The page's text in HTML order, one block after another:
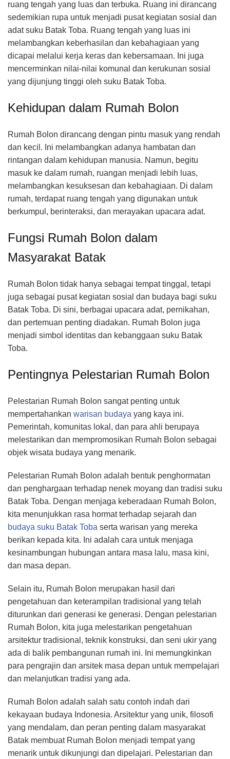
ruang tengah yang luas dan terbuka. Ruang ini dirancang
sedemikian rupa untuk menjadi pusat kegiatan sosial dan
adat suku Batak Toba. Ruang tengah yang luas ini
melambangkan keberhasilan dan kebahagiaan yang
dicapai melalui kerja keras dan kebersamaan. Ini juga
mencerminkan nilai-nilai komunal dan kerukunan sosial
yang dijunjung tinggi oleh suku Batak Toba.
Kehidupan dalam Rumah Bolon
Rumah Bolon dirancang dengan pintu masuk yang rendah
dan kecil. Ini melambangkan adanya hambatan dan
rintangan dalam kehidupan manusia. Namun, begitu
masuk ke dalam rumah, ruangan menjadi lebih luas,
melambangkan kesuksesan dan kebahagiaan. Di dalam
rumah, terdapat ruang tengah yang digunakan untuk
berkumpul, berinteraksi, dan merayakan upacara adat.
Fungsi Rumah Bolon dalam
Masyarakat Batak
Rumah Bolon tidak hanya sebagai tempat tinggal, tetapi
juga sebagai pusat kegiatan sosial dan budaya bagi suku
Batak Toba. Di sini, berbagai upacara adat, pernikahan,
dan pertemuan penting diadakan. Rumah Bolon juga
menjadi simbol identitas dan kebanggaan suku Batak
Toba.
Pentingnya Pelestarian Rumah Bolon
Pelestarian Rumah Bolon sangat penting untuk
mempertahankan warisan budaya yang kaya ini.
Pemerintah, komunitas lokal, dan para ahli berupaya
melestarikan dan mempromosikan Rumah Bolon sebagai
objek wisata budaya yang menarik.
Pelestarian Rumah Bolon adalah bentuk penghormatan
dan penghargaan terhadap nenek moyang dan tradisi suku
Batak Toba. Dengan menjaga keberadaan Rumah Bolon,
kita menunjukkan rasa hormat terhadap sejarah dan
budaya suku Batak Toba serta warisan yang mereka
berikan kepada kita. Ini adalah cara untuk menjaga
kesinambungan hubungan antara masa lalu, masa kini,
dan masa depan.
Selain itu, Rumah Bolon merupakan hasil dari
pengetahuan dan keterampilan tradisional yang telah
diturunkan dari generasi ke generasi. Dengan pelestarian
Rumah Bolon, kita juga melestarikan pengetahuan
arsitektur tradisional, teknik konstruksi, dan seni ukir yang
ada di balik pembangunan rumah ini. Ini memungkinkan
para pengrajin dan arsitek masa depan untuk mempelajari
dan melanjutkan tradisi yang ada.
Rumah Bolon adalah salah satu contoh indah dari
kekayaan budaya Indonesia. Arsitektur yang unik, filosofi
yang mendalam, dan peran penting dalam masyarakat
Batak membuat Rumah Bolon menjadi tempat yang
menarik untuk dikunjungi dan dipelajari. Pelestarian dan